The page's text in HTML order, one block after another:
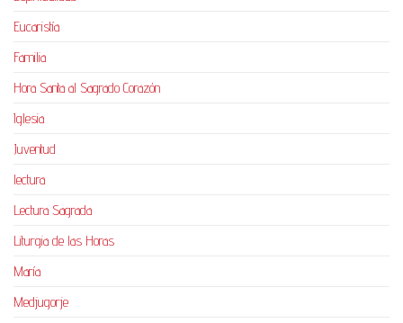
Eucaristía
Familia
Hora Santa al Sagrado Corazón
Iglesia
Juventud
lectura
Lectura Sagrada
Liturgia de las Horas
María
Medjugorje